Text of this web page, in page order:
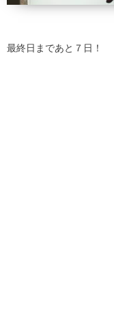
最終日まであと７日！